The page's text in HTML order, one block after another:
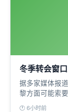
冬季转会窗
据多家媒体报
黎方面可能索
🕐 6小时前